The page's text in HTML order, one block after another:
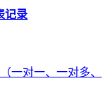
记录